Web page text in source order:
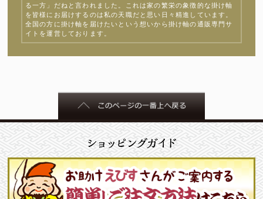
る一方」だねと言われました。これは家の繁栄の象徴的な掛け軸
を皆様にお届けするのは私の天職だと思い日々精進しています。
全国の方に掛け軸を届けたいという想いから掛け軸の通販専門サ
イトを運営しております。